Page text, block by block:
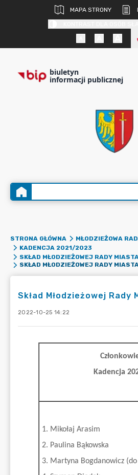
MAPA STRONY
biuletyn
informacji publicznej
STRONA GŁÓWNA
MŁODZIEŻOWA
KADENCJA 2021/2023
SKŁAD MŁODZIEŻOWEJ RADY
SKŁAD MŁODZIEŻOWEJ RADY
Skład Młodzieżowej Rady
2022-10-25 14:22